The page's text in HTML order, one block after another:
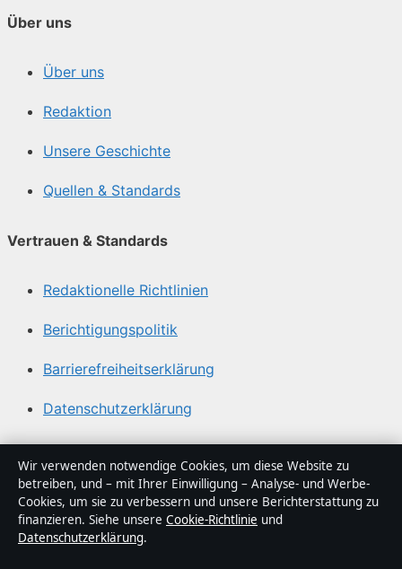
Über uns
Über uns
Redaktion
Unsere Geschichte
Quellen & Standards
Vertrauen & Standards
Redaktionelle Richtlinien
Berichtigungspolitik
Barrierefreiheitserklärung
Datenschutzerklärung
Über Sachstruktur in Kürze
Sachstruktur ist ein unabhängiger digitaler
Nachrichtenanbieter mit Fokus auf Politik, Wirtschaft,
Technik und Gesellschaft in Deutschland. Jeder Artikel
Wir verwenden notwendige Cookies, um diese Website zu
betreiben, und – mit Ihrer Einwilligung – Analyse- und Werbe-
Cookies, um sie zu verbessern und unsere Berichterstattung zu
finanzieren. Siehe unsere Cookie-Richtlinie und
Datenschutzerklärung.